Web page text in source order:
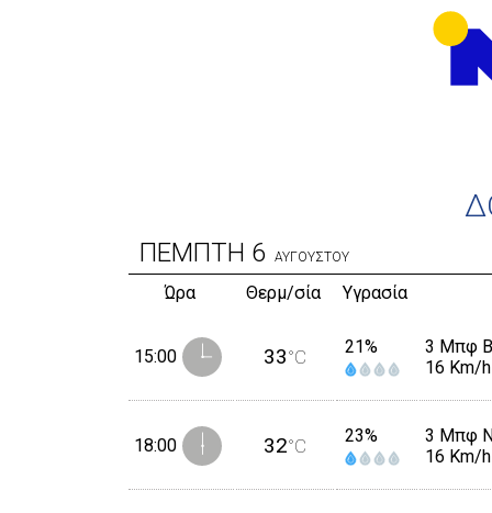
ΠΕΜΠΤΗ 6 ΑΥΓΟΥΣΤΟΥ
Ώρα Θερμ/σία Υγρασία
15:00 33°C 21%
3 Μπφ
16 Km/h
18:00 32°C 23%
3 Μπφ
16 Km/h